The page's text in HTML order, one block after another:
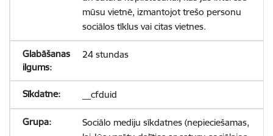
mūsu vietnē, izmantojot trešo personu
sociālos tīklus vai citas vietnes.
24 stundas
__cfduid
Sociālo mediju sīkdatnes (nepieciešamas,